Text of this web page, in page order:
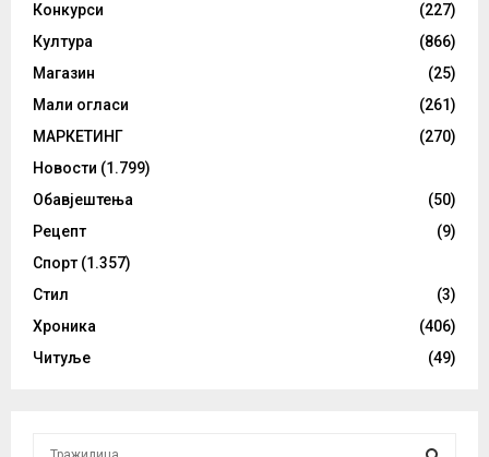
Конкурси
(227)
Култура
(866)
Магазин
(25)
Мали огласи
(261)
МАРКЕТИНГ
(270)
Новости (1.799)
Обавјештења
(50)
Рецепт
(9)
Спорт (1.357)
Стил
(3)
Хроника
(406)
Читуље
(49)